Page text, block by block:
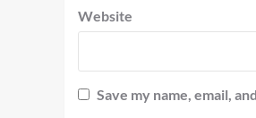
Website
Save my name, email,